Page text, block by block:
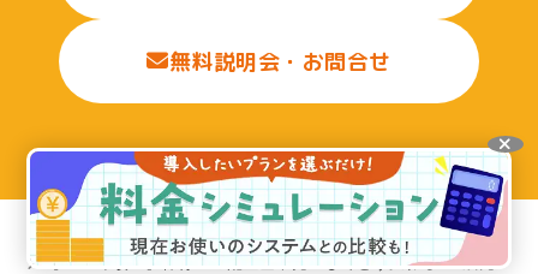
無料説明会・お問合せ
トップ
お知らせ＆コラム
【2025年改正】保育士の配置基準見直しでどう変わる？1歳児